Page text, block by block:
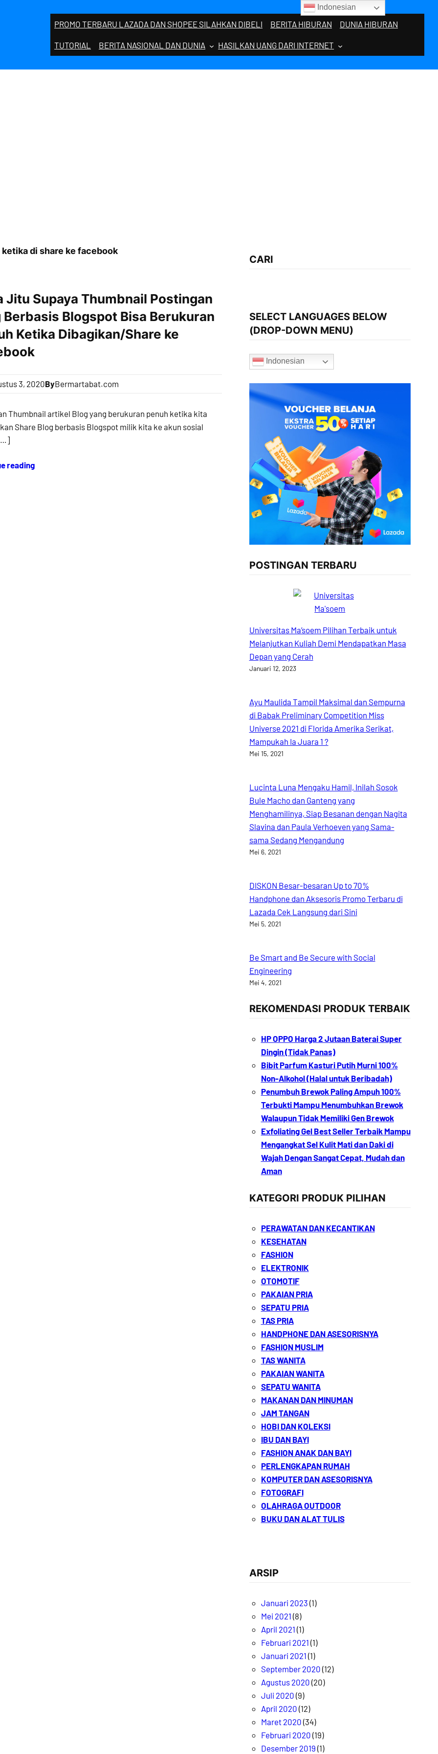
PROMO TERBARU LAZADA DAN SHOPEE SILAHKAN DIBELI BERITA HIBURAN DUNIA HIBURAN
TUTORIAL BERITA NASIONAL DAN DUNIA HASILKAN UANG DARI INTERNET
di share ke facebook
Jitu Supaya Thumbnail Postingan
Berbasis Blogspot Bisa Berukuran
Ketika Dibagikan/Share ke
3, 2020ByBermartabat.com
Thumbnail artikel Blog yang berukuran penuh ketika kita
Share Blog berbasis Blogspot milik kita ke akun sosial
reading
CARI
SELECT LANGUAGES BELOW
(DROP-DOWN MENU)
Indonesian
POSTINGAN TERBARU
Universitas Ma’soem Pilihan Terbaik untuk
Melanjutkan Kuliah Demi Mendapatkan Masa
Depan yang Cerah
Januari 12, 2023
Ayu Maulida Tampil Maksimal dan Sempurna
di Babak Preliminary Competition Miss
Universe 2021 di Florida Amerika Serikat,
Mampukah Ia Juara 1 ?
Mei 15, 2021
Lucinta Luna Mengaku Hamil, Inilah Sosok
Bule Macho dan Ganteng yang
Menghamilinya, Siap Besanan dengan Nagita
Slavina dan Paula Verhoeven yang Sama-
sama Sedang Mengandung
Mei 6, 2021
DISKON Besar-besaran Up to 70%
Handphone dan Aksesoris Promo Terbaru di
Lazada Cek Langsung dari Sini
Mei 5, 2021
Be Smart and Be Secure with Social
Engineering
Mei 4, 2021
REKOMENDASI PRODUK TERBAIK
HP OPPO Harga 2 Jutaan Baterai Super
Dingin (Tidak Panas)
Bibit Parfum Kasturi Putih Murni 100%
Non-Alkohol (Halal untuk Beribadah)
Penumbuh Brewok Paling Ampuh 100%
Terbukti Mampu Menumbuhkan Brewok
Walaupun Tidak Memiliki Gen Brewok
Exfoliating Gel Best Seller Terbaik Mampu
Mengangkat Sel Kulit Mati dan Daki di
Wajah Dengan Sangat Cepat, Mudah dan
Aman
KATEGORI PRODUK PILIHAN
PERAWATAN DAN KECANTIKAN
KESEHATAN
FASHION
ELEKTRONIK
OTOMOTIF
PAKAIAN PRIA
SEPATU PRIA
TAS PRIA
HANDPHONE DAN ASESORISNYA
FASHION MUSLIM
TAS WANITA
PAKAIAN WANITA
SEPATU WANITA
MAKANAN DAN MINUMAN
JAM TANGAN
HOBI DAN KOLEKSI
IBU DAN BAYI
FASHION ANAK DAN BAYI
PERLENGKAPAN RUMAH
KOMPUTER DAN ASESORISNYA
FOTOGRAFI
OLAHRAGA OUTDOOR
BUKU DAN ALAT TULIS
ARSIP
Januari 2023 (1)
Mei 2021 (8)
April 2021 (1)
Februari 2021 (1)
Januari 2021 (1)
September 2020 (12)
Agustus 2020 (20)
Juli 2020 (9)
April 2020 (12)
Maret 2020 (34)
Februari 2020 (19)
Desember 2019 (1)
Indonesian